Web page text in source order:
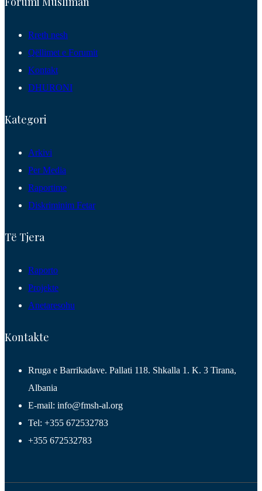
Rreth nesh
Qëllimet e Forumit
Kontakt
DHURONI
Kategori
Arkivi
Per Media
Raportime
Diskriminim Fetar
Të Tjera
Raporto
Projekte
Anetaresohu
Kontakte
Rruga e Barrikadave. Pallati 118. Shkalla 1. K. 3 Tirana,
Albania
E-mail: info@fmsh-al.org
Tel: +355 672532783
+355 672532783